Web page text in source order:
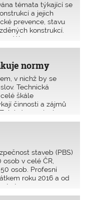
témata týkající se
a jejich
prevence, stavu
konstrukcí.
dále
normy
v nichž by se
Technická
škále
činnosti a zájmů
se zejména
staveb (PBS)
osob v celé ČR,
osob. Profesní
roku 2016 a od
Letos se se